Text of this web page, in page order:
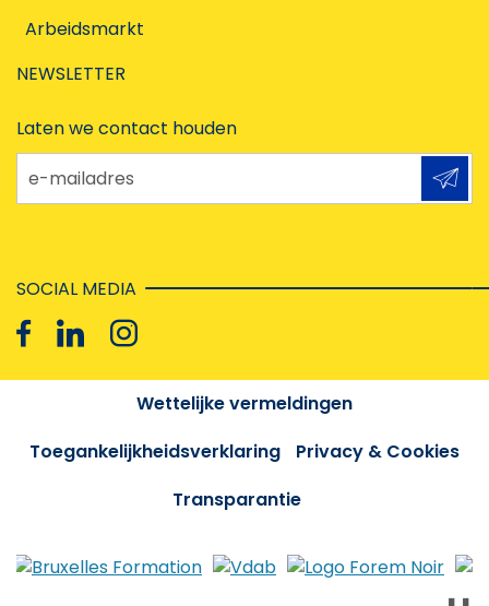
Arbeidsmarkt
NEWSLETTER
Laten we contact houden
e-mailadres
SOCIAL MEDIA
Wettelijke vermeldingen
Toegankelijkheidsverklaring
Privacy & Cookies
Transparantie